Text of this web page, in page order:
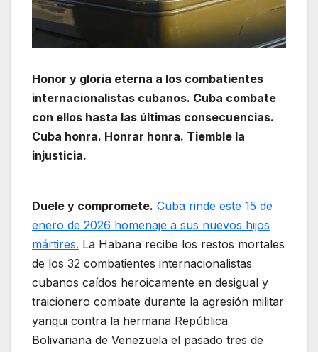
Honor y gloria eterna a los combatientes
internacionalistas cubanos. Cuba combate
con ellos hasta las últimas consecuencias.
Cuba honra. Honrar honra. Tiemble la
injusticia.
Duele y compromete. Cuba rinde este 15 de
enero de 2026 homenaje a sus nuevos hijos
mártires. La Habana recibe los restos mortales
de los 32 combatientes internacionalistas
cubanos caídos heroicamente en desigual y
traicionero combate durante la agresión militar
yanqui contra la hermana República
Bolivariana de Venezuela el pasado tres de